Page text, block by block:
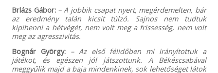
Brlázs Gábor: – A jobbik csapat nyert, megérdemelten, bár
az eredmény talán kicsit túlzó. Sajnos nem tudtuk
kipihenni a hétvégét, nem volt meg a frissesség, nem volt
meg az agresszivitás.
Bognár György: – Az első félidőben mi irányítottuk a
játékot, és egészen jól játszottunk. A Békéscsabával
meggyűlik majd a baja mindenkinek, sok lehetőséget látok